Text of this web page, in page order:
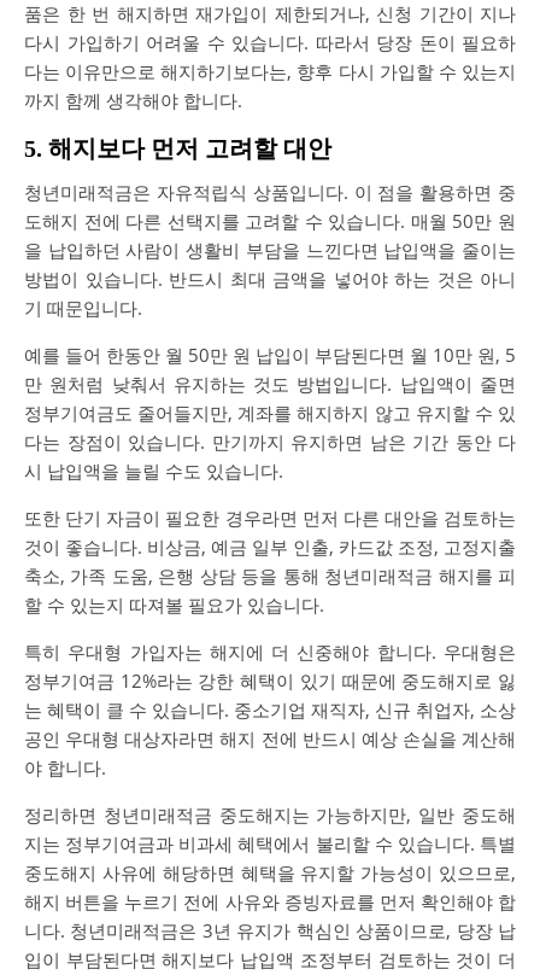
품은 한 번 해지하면 재가입이 제한되거나, 신청 기간이 지나
다시 가입하기 어려울 수 있습니다. 따라서 당장 돈이 필요하
다는 이유만으로 해지하기보다는, 향후 다시 가입할 수 있는지
까지 함께 생각해야 합니다.
5. 해지보다 먼저 고려할 대안
청년미래적금은 자유적립식 상품입니다. 이 점을 활용하면 중
도해지 전에 다른 선택지를 고려할 수 있습니다. 매월 50만 원
을 납입하던 사람이 생활비 부담을 느낀다면 납입액을 줄이는
방법이 있습니다. 반드시 최대 금액을 넣어야 하는 것은 아니
기 때문입니다.
예를 들어 한동안 월 50만 원 납입이 부담된다면 월 10만 원, 5
만 원처럼 낮춰서 유지하는 것도 방법입니다. 납입액이 줄면
정부기여금도 줄어들지만, 계좌를 해지하지 않고 유지할 수 있
다는 장점이 있습니다. 만기까지 유지하면 남은 기간 동안 다
시 납입액을 늘릴 수도 있습니다.
또한 단기 자금이 필요한 경우라면 먼저 다른 대안을 검토하는
것이 좋습니다. 비상금, 예금 일부 인출, 카드값 조정, 고정지출
축소, 가족 도움, 은행 상담 등을 통해 청년미래적금 해지를 피
할 수 있는지 따져볼 필요가 있습니다.
특히 우대형 가입자는 해지에 더 신중해야 합니다. 우대형은
정부기여금 12%라는 강한 혜택이 있기 때문에 중도해지로 잃
는 혜택이 클 수 있습니다. 중소기업 재직자, 신규 취업자, 소상
공인 우대형 대상자라면 해지 전에 반드시 예상 손실을 계산해
야 합니다.
정리하면 청년미래적금 중도해지는 가능하지만, 일반 중도해
지는 정부기여금과 비과세 혜택에서 불리할 수 있습니다. 특별
중도해지 사유에 해당하면 혜택을 유지할 가능성이 있으므로,
해지 버튼을 누르기 전에 사유와 증빙자료를 먼저 확인해야 합
니다. 청년미래적금은 3년 유지가 핵심인 상품이므로, 당장 납
입이 부담된다면 해지보다 납입액 조정부터 검토하는 것이 더